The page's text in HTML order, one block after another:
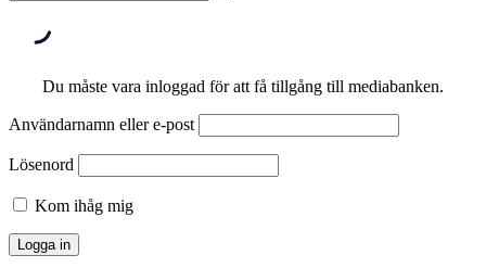
Du måste vara inloggad för att få tillgång till mediabanken.
Användarnamn eller e-post
Lösenord
Kom ihåg mig